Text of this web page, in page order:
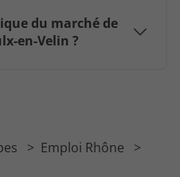
du marché de
en-Velin ?
Emploi Rhône